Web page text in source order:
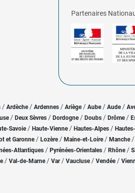
Partenaires
/ Ardèche/ Ardennes / Ariège/ Aube/ Aude /
/ Deux Sèvres / Dordogne/ Doubs / Drôme/
Savoie/ Haute-Vienne/ Hautes-Alpes /
et Garonne/ Lozère / Maine-et-Loire/ Manche/
Atlantiques / Pyrénées-Orientales / Rhône/
/ Val-de-Marne/ Var/ Vaucluse/ Vendée/